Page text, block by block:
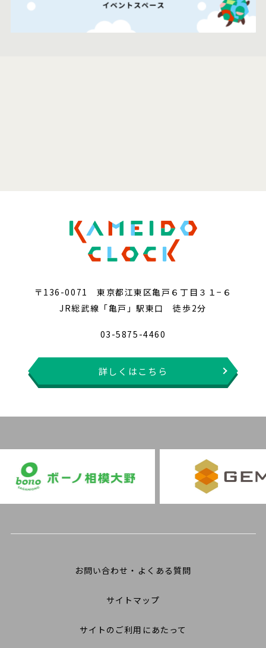
〒136-0071 東京都江東区亀戸６丁目３１−６
JR総武線「亀戸」駅東口 徒歩2分
03-5875-4460
詳しくはこちら
お問い合わせ・よくある質問
サイトマップ
サイトのご利用にあたって